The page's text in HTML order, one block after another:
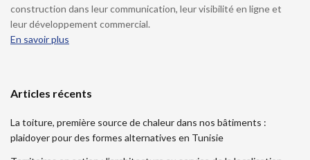
construction dans leur communication, leur visibilité en ligne et
leur développement commercial.
En savoir plus
Articles récents
La toiture, première source de chaleur dans nos bâtiments :
plaidoyer pour des formes alternatives en Tunisie